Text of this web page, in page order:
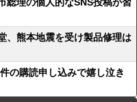
、熊本地震を受け製品修理は
の購読申し込みで嬉し泣き